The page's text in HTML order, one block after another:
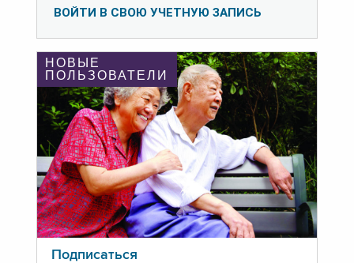
ВОЙТИ В СВОЮ УЧЕТНУЮ ЗАПИСЬ
НОВЫЕ
ПОЛЬЗОВАТЕЛИ
Подписаться